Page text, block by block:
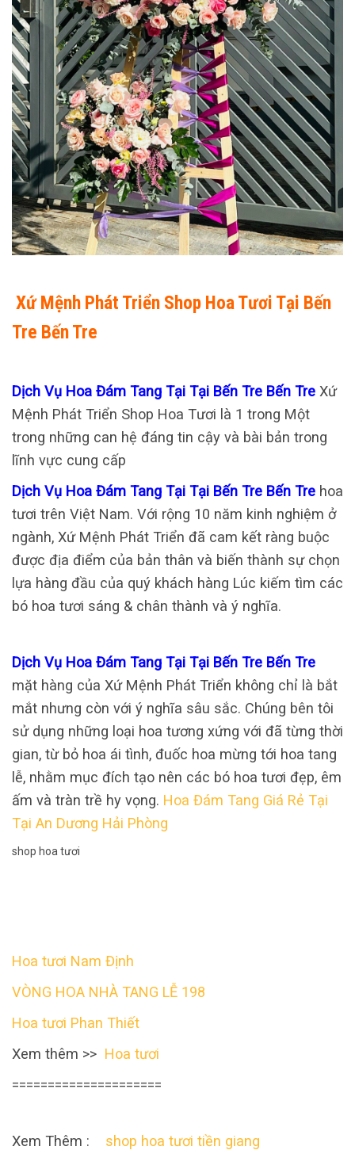
Xứ Mệnh Phát Triển Shop Hoa Tươi Tại Bến
Tre Bến Tre
Dịch Vụ Hoa Đám Tang Tại Tại Bến Tre Bến Tre Xứ
Mệnh Phát Triển Shop Hoa Tươi là 1 trong Một
trong những can hệ đáng tin cậy và bài bản trong
lĩnh vực cung cấp
Dịch Vụ Hoa Đám Tang Tại Tại Bến Tre Bến Tre hoa
tươi trên Việt Nam. Với rộng 10 năm kinh nghiệm ở
ngành, Xứ Mệnh Phát Triển đã cam kết ràng buộc
được địa điểm của bản thân và biến thành sự chọn
lựa hàng đầu của quý khách hàng Lúc kiếm tìm các
bó hoa tươi sáng & chân thành và ý nghĩa.
Dịch Vụ Hoa Đám Tang Tại Tại Bến Tre Bến Tre
mặt hàng của Xứ Mệnh Phát Triển không chỉ là bắt
mắt nhưng còn với ý nghĩa sâu sắc. Chúng bên tôi
sử dụng những loại hoa tương xứng với đã từng thời
gian, từ bỏ hoa ái tình, đuốc hoa mừng tới hoa tang
lễ, nhằm mục đích tạo nên các bó hoa tươi đẹp, êm
ấm và tràn trề hy vọng. Hoa Đám Tang Giá Rẻ Tại
Tại An Dương Hải Phòng
shop hoa tươi
Hoa tươi Nam Định
VÒNG HOA NHÀ TANG LỄ 198
Hoa tươi Phan Thiết
Xem thêm >> Hoa tươi
=====================
Xem Thêm : shop hoa tươi tiền giang